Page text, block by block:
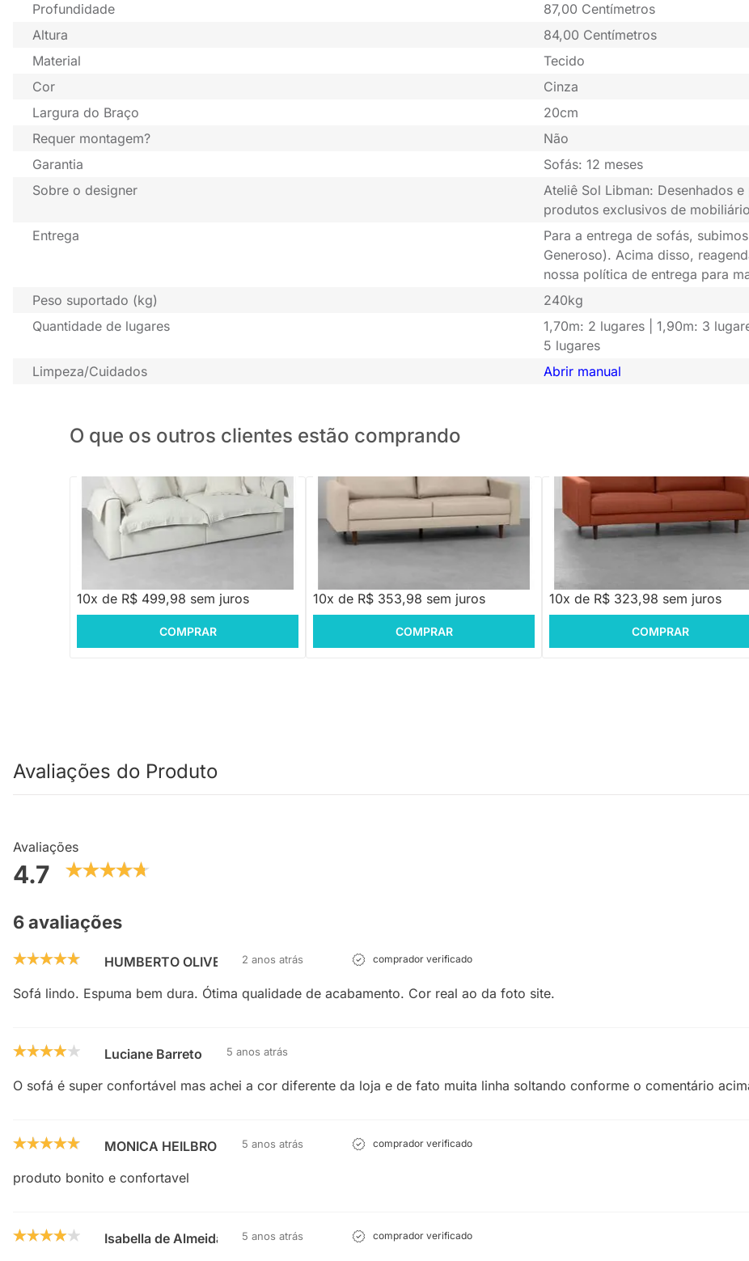
Profundidade
87,00 Centímetros
Altura
84,00 Centímetros
Material
Tecido
Cor
Cinza
Largura do Braço
20cm
Requer montagem?
Não
Garantia
Sofás: 12 meses
Sobre o designer
Ateliê Sol Libman: Desenhados
produtos exclusivos de
Entrega
Para a entrega de sofás,
Generoso). Acima disso,
nossa política de entrega para
Peso suportado (kg)
240kg
Quantidade de lugares
1,70m: 2 lugares | 1,90m: 3
5 lugares
Limpeza/Cuidados
Abrir manual
O que os outros clientes estão comprando
PRONTA ENTREGA
Sofá Pluma Bege Cru
R$ 5.999,88
10x de R$ 499,98 sem juros
COMPRAR
Sofá Noah Touch Capuccino
10x de R$ 353,98 sem juros
COMPRAR
Sofá Noah Trento Terracota
R$ 3.239,88
10x de R$ 323,98 sem juros
COMPRAR
Avaliações do Produto
Avaliações
4.7
6 avaliações
HUMBERTO OLIVEIRA 2 anos atrás comprador verificado
Sofá lindo. Espuma bem dura. Ótima qualidade de acabamento. Cor real ao da foto site.
Luciane Barreto 5 anos atrás
O sofá é super confortável mas achei a cor diferente da loja e de fato muita linha soltando conforme o comentário
MONICA HEILBRON 5 anos atrás comprador verificado
produto bonito e confortavel
Isabella de Almeida Guimarães Passos
5 anos atrás comprador verificado